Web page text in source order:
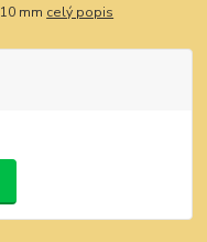
mm celý popis